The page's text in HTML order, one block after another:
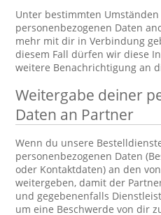
Unter bestimmten
personenbezogenen Daten
mehr mit dir in Verbindung
diesem Fall dürfen wir diese
weitere Benachrichtigung an
Weitergabe deiner
Daten an Partner
Wenn du unsere
personenbezogenen Daten
oder Kontaktdaten) an den
weitergeben, damit der
und gegebenenfalls
um eine Beschwerde von dir